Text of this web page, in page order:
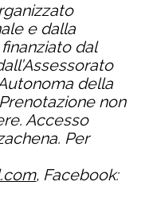
e dalla
dal
della
non
Accesso
Per
, Facebook: